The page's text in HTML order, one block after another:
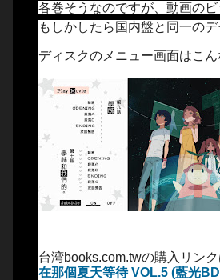
各巻そうなのですが、動画の
もしかしたら国内盤と同一の
ディスクのメニュー画面はこん
台湾books.com.twの購入リンク
在那個夏天等待 VOL.5 (藍光